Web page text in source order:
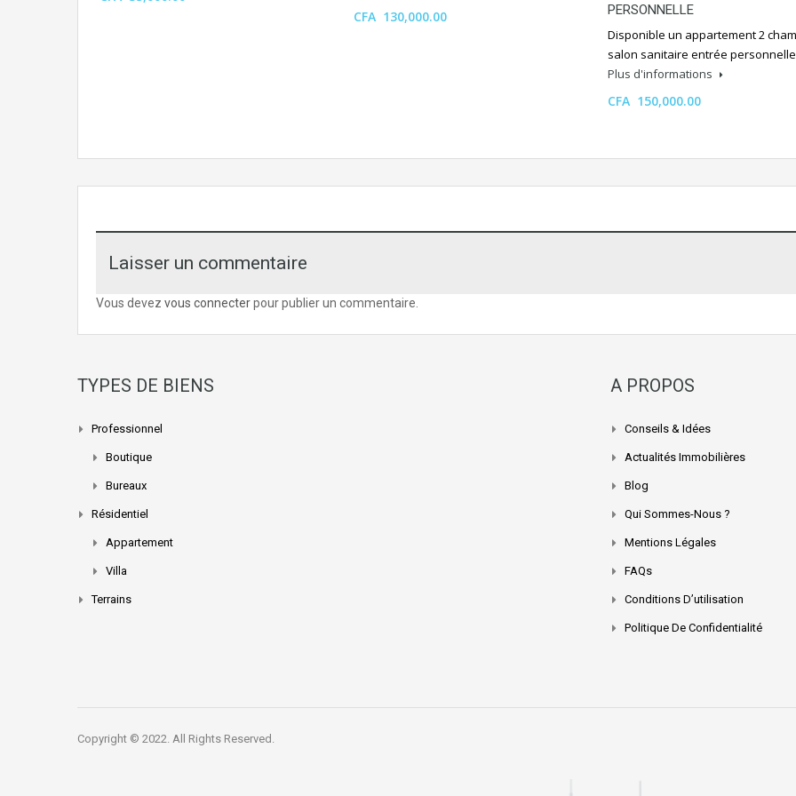
CFA 130,000.00
PERSONNELLE
Disponible un appartement 2
salon sanitaire entrée
Plus d'informations
CFA 150,000.00
Laisser un commentaire
Vous devez vous connecterpour publier un commentaire.
TYPES DE BIENS
Professionnel
Boutique
Bureaux
Résidentiel
Appartement
Villa
Terrains
A PROPOS
Conseils & Idées
Actualités Immobilières
Blog
Qui Sommes-Nous ?
Mentions Légales
FAQs
Conditions D’utilisation
Politique De Confidentialité
Copyright © 2022. All Rights Reserved.